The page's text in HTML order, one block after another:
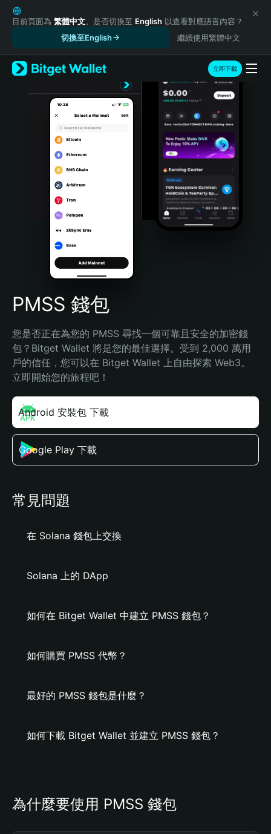
English
日本語
Русский
Español (Latinoamérica)
Türkçe
Português (Portugal)
Bahasa Indonesia
Português (Brasil)
Español (Argentina)
目前頁面為 繁體中文。是否切換至 English 以查看對應語言內容？
切換至English
繼續使用繁體中文
立即下載
PMSS 錢包
您是否正在為您的 PMSS 尋找一個可靠且安全的加密錢
包？Bitget Wallet 將是您的最佳選擇。受到 2,000 萬用
戶的信任，您可以在 Bitget Wallet 上自由探索 Web3。
立即開始您的旅程吧！
Android 安裝包 下載
Google Play 下載
常見問題
在 Solana 錢包上交換
Solana 上的 DApp
如何在 Bitget Wallet 中建立 PMSS 錢包？
如何購買 PMSS 代幣？
最好的 PMSS 錢包是什麼？
如何下載 Bitget Wallet 並建立 PMSS 錢包？
為什麼要使用 PMSS 錢包